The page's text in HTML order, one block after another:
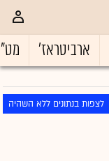
ארביטראז'
לצפות בנתונים ללא השהיה